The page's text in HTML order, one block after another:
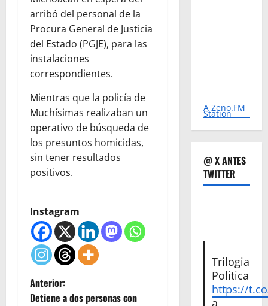
arribó del personal de la
Procura General de Justicia
del Estado (PGJE), para las
instalaciones
correspondientes.
Mientras que la policía de
Muchísimas realizaban un
operativo de búsqueda de
los presuntos homicidas,
sin tener resultados
positivos.
Instagram
N
Anterior:
Detiene a dos personas con
A Zeno.FM
Station
@ X ANTES
TWITTER
Trilogia
Politica
https://